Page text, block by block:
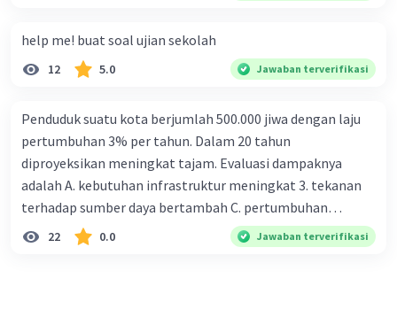
help me! buat soal ujian sekolah
12 5.0 Jawaban terverifikasi
Penduduk suatu kota berjumlah 500.000 jiwa dengan laju
pertumbuhan 3% per tahun. Dalam 20 tahun
diproyeksikan meningkat tajam. Evaluasi dampaknya
adalah A. kebutuhan infrastruktur meningkat 3. tekanan
terhadap sumber daya bertambah C. pertumbuhan
eksponensial berdampak jangka panjang D. tidak
memengaruhi tata ruang E. proyeksi penduduk penting
22 0.0 Jawaban terverifikasi